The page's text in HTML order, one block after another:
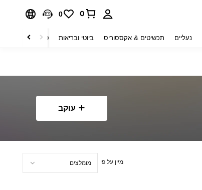
0
0
נעליים תכשיטים & אקססוריס ביוטי ובריאות טקסטיל לבית
עוקב
מיין על פי